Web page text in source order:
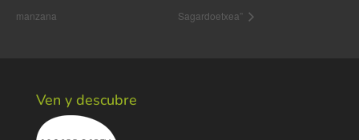
manzana
Sagardoetxea”
Ven y descubre